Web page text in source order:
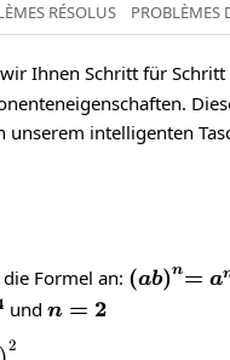
RÉSOLUS PROBLÈMES
Ihnen Schritt für Schritt
unserem intelligenten
Formel an: (ab)n= a
und n=2
n = 2
2